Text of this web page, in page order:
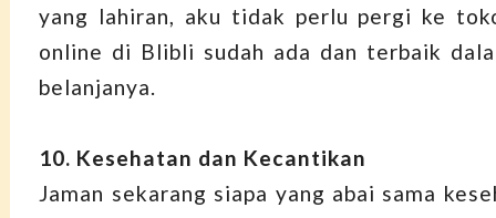
yang lahiran, aku tidak perlu pergi ke
online di Blibli sudah ada dan terbaik
belanjanya.
10. Kesehatan dan Kecantikan
Jaman sekarang siapa yang abai sama